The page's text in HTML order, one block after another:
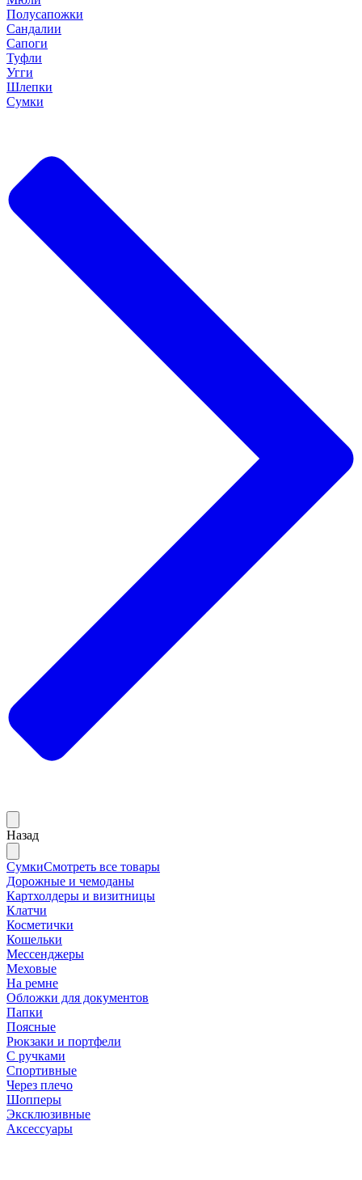
Полусапожки
Сандалии
Сапоги
Туфли
Угги
Шлепки
Сумки
Назад
СумкиСмотреть все товары
Дорожные и чемоданы
Картхолдеры и визитницы
Клатчи
Косметички
Кошельки
Мессенджеры
Меховые
На ремне
Обложки для документов
Папки
Поясные
Рюкзаки и портфели
С ручками
Спортивные
Через плечо
Шопперы
Эксклюзивные
Аксессуары